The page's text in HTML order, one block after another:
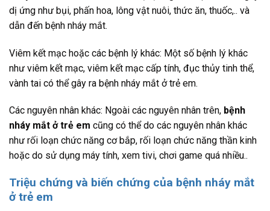
dị ứng như bụi, phấn hoa, lông vật nuôi, thức ăn, thuốc,.. và
dẫn đến bệnh nháy mắt.
Viêm kết mạc hoặc các bệnh lý khác: Một số bệnh lý khác
như viêm kết mạc, viêm kết mạc cấp tính, đục thủy tinh thể,
vành tai có thể gây ra bệnh nháy mắt ở trẻ em.
Các nguyên nhân khác: Ngoài các nguyên nhân trên, bệnh
nháy mắt ở trẻ em cũng có thể do các nguyên nhân khác
như rối loạn chức năng cơ bắp, rối loạn chức năng thần kinh
hoặc do sử dụng máy tính, xem tivi, chơi game quá nhiều..
Triệu chứng và biến chứng của bệnh nháy mắt
ở trẻ em